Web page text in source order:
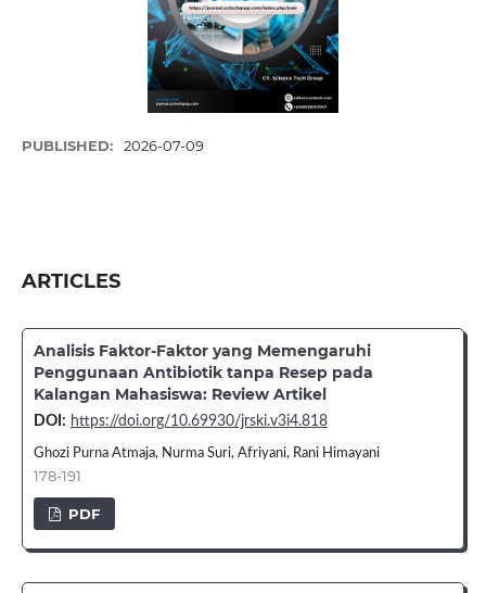
PUBLISHED: 2026-07-09
ARTICLES
Analisis Faktor-Faktor yang Memengaruhi
Penggunaan Antibiotik tanpa Resep pada
Kalangan Mahasiswa: Review Artikel
DOI: https://doi.org/10.69930/jrski.v3i4.818
Ghozi Purna Atmaja, Nurma Suri, Afriyani, Rani Himayani
178-191
PDF